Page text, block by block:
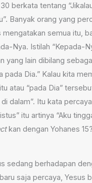
berkata tentang
Banyak orang yang
mengatakan semua itu,
Nya. Istilah “Kepada-
yang lain dibilang
pada Dia.” Kalau kita
atau “pada Dia”
dalam”. Itu kata
itu artinya “Aku
kan dengan Yohanes
sedang berhadapan
saja percaya, Yesus